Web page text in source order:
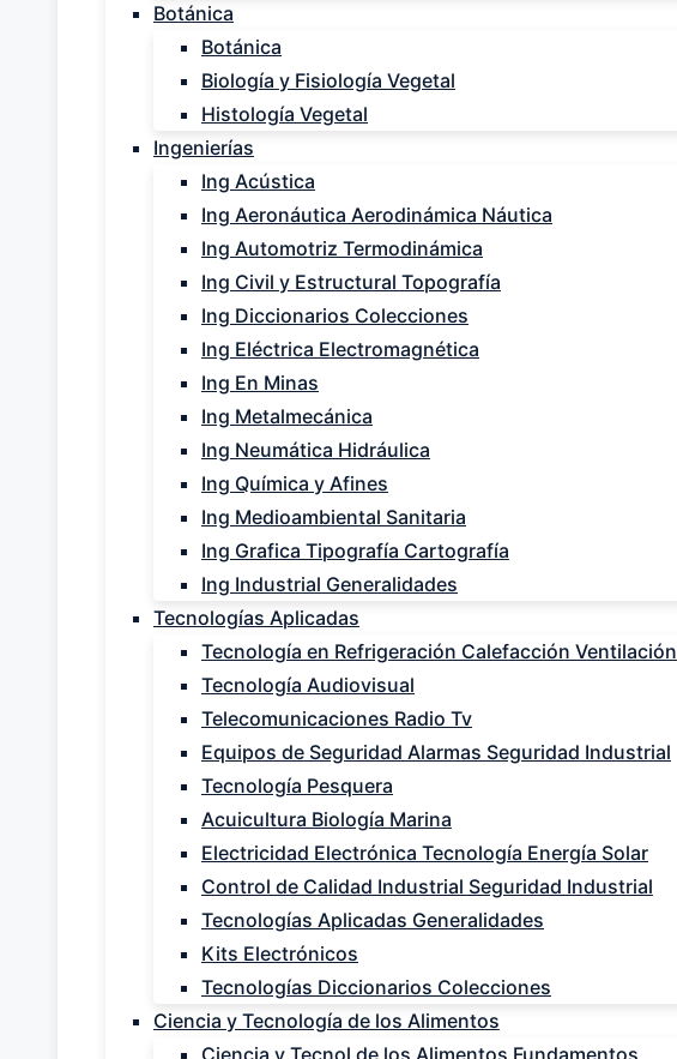
Botánica
Botánica
Biología y Fisiología Vegetal
Histología Vegetal
Ingenierías
Ing Acústica
Ing Aeronáutica Aerodinámica Náutica
Ing Automotriz Termodinámica
Ing Civil y Estructural Topografía
Ing Diccionarios Colecciones
Ing Eléctrica Electromagnética
Ing En Minas
Ing Metalmecánica
Ing Neumática Hidráulica
Ing Química y Afines
Ing Medioambiental Sanitaria
Ing Grafica Tipografía Cartografía
Ing Industrial Generalidades
Tecnologías Aplicadas
Tecnología en Refrigeración Calefacción Ventilación
Tecnología Audiovisual
Telecomunicaciones Radio Tv
Equipos de Seguridad Alarmas Seguridad Industrial
Tecnología Pesquera
Acuicultura Biología Marina
Electricidad Electrónica Tecnología Energía Solar
Control de Calidad Industrial Seguridad Industrial
Tecnologías Aplicadas Generalidades
Kits Electrónicos
Tecnologías Diccionarios Colecciones
Ciencia y Tecnología de los Alimentos
Ciencia y Tecnol de los Alimentos Fundamentos